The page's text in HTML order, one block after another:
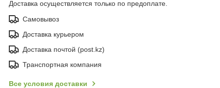
Доставка осуществляется только по предоплате.
Самовывоз
Доставка курьером
Доставка почтой (post.kz)
Транспортная компания
Все условия доставки